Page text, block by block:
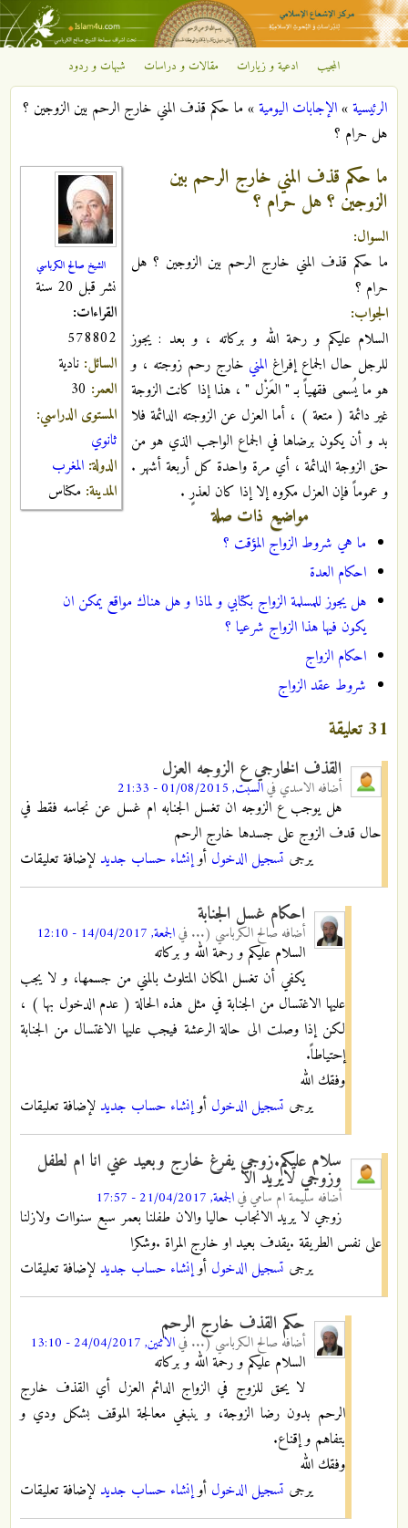
تجاوز إلى المحتوى الرئيسي
مركز
الإشعاع
الإسلامي
المجيب ادعية و زيارات مقالات و دراسات شبهات و ردود
أنت هنا
الرئيسية»الإجابات اليومية»ما حكم قذف المني خارج الرحم بين الزوجين ؟
هل حرام ؟
الشيخ صالح الكرباسي
نشر قبل 20 سنة
القراءات:
578802
السائل: نادية
العمر: 30
المستوى الدراسي:
ثانوي
الدولة: المغرب
المدينة: مكناس
ما حكم قذف المني خارج الرحم بين
الزوجين ؟ هل حرام ؟
السوال:
ما حكم قذف المني خارج الرحم بين الزوجين ؟ هل
حرام ؟
الجواب:
السلام عليكم و رحمة الله و بركاته ، و بعد : يجوز
للرجل حال الجماع إفراغ المني خارج رحم زوجته ، و
هو ما يُسمى فقهياً بـ " العَزْل " ، هذا إذا كانت الزوجة
غير دائمة ( متعة ) ، أما العزل عن الزوجته الدائمة فلا
بد و أن يكون برضاها في الجماع الواجب الذي هو من
حق الزوجة الدائمة ، أي مرة واحدة كل أربعة أشهر .
و عموماً فإن العزل مكروه إلا إذا كان لعذرٍ .
مواضيع ذات صلة
ما هي شروط الزواج المؤقت ؟
احكام العدة
هل يجوز للمسلمة الزواج بكتابي و لماذا و هل هناك مواقع يمكن ان
يكون فيها هذا الزواج شرعيا ؟
احكام الزواج
شروط عقد الزواج
31 تعليقة
القذف الخارجي ع الزوجه العزل
أضافه الاسدي فيالسبت, 01/08/2015 - 21:33
هل يوجب ع الزوجه ان تغسل الجنابه ام غسل عن نجاسه فقط في
حال قدف الزوج على جسدها خارج الرحم
يرجى تسجيل الدخول أوإنشاء حساب جديد لإضافة تعليقات
احكام غسل الجنابة
أضافه صالح الكرباسي (... فيالجمعة, 14/04/2017 - 12:10
السلام عليكم و رحمة الله و بركاته
يكفي أن تغسل المكان المتلوث بالمني من جسمها، و لا يجب
عليها الاغتسال من الجنابة في مثل هذه الحالة ( عدم الدخول بها ) ،
لكن إذا وصلت الى حالة الرعشة فيجب عليها الاغتسال من الجنابة
إحتياطاً.
وفقك الله
يرجى تسجيل الدخول أوإنشاء حساب جديد لإضافة تعليقات
سلام عليكم.زوجي يفرغ خارج وبعيد عني انا ام لطفل
وزوجي لايريد الا
أضافه سليمة ام ساميفيالجمعة, 21/04/2017 - 17:57
زوجي لا يريد الانجاب حاليا والان طفلنا بعمر سبع سنواات ولازلنا
على نفس الطريقة .يقدف بعيد او خارج المراة .وشكرا
يرجى تسجيل الدخول أوإنشاء حساب جديد لإضافة تعليقات
حكم القذف خارج الرحم
أضافه صالح الكرباسي (... فيالاثنين, 24/04/2017 - 13:10
السلام عليكم و رحمة الله و بركاته
لا يحق للزوج في الزواج الدائم العزل أي القذف خارج
الرحم بدون رضا الزوجة، و ينبغي معالجة الموقف بشكل ودي و
بتفاهم و إقناع.
وفقك الله
يرجى تسجيل الدخول أوإنشاء حساب جديد لإضافة تعليقات